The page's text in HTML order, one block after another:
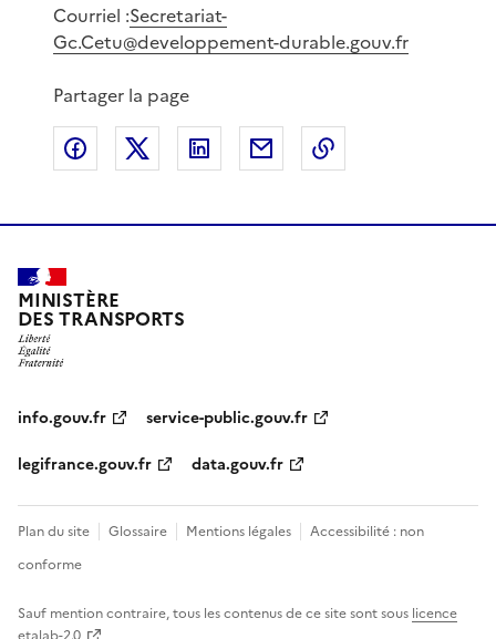
Courriel :Secretariat-
Gc.Cetu@developpement-durable.gouv.fr
Partager la page
Partager sur Facebook
Partager sur XPartager sur LinkedIn
Partager par email
MINISTÈRE
DES TRANSPORTS
info.gouv.fr
service-public.gouv.fr
legifrance.gouv.fr
data.gouv.fr
Plan du site Glossaire Mentions légales
Accessibilité : non
conforme
Sauf mention contraire, tous les contenus de ce site sont sous licence